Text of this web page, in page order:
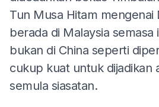
Tun Musa Hitam mengenai
berada di Malaysia semasa
bukan di China seperti
cukup kuat untuk dijadikan
semula siasatan.